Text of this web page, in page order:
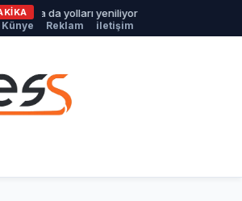
da yolları yeniliyor
Künye Reklam iletişim